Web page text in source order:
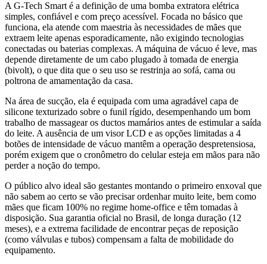
A G-Tech Smart é a definição de uma bomba extratora elétrica
simples, confiável e com preço acessível. Focada no básico que
funciona, ela atende com maestria às necessidades de mães que
extraem leite apenas esporadicamente, não exigindo tecnologias
conectadas ou baterias complexas. A máquina de vácuo é leve, mas
depende diretamente de um cabo plugado à tomada de energia
(bivolt), o que dita que o seu uso se restrinja ao sofá, cama ou
poltrona de amamentação da casa.
Na área de sucção, ela é equipada com uma agradável capa de
silicone texturizado sobre o funil rígido, desempenhando um bom
trabalho de massagear os ductos mamários antes de estimular a saída
do leite. A ausência de um visor LCD e as opções limitadas a 4
botões de intensidade de vácuo mantêm a operação despretensiosa,
porém exigem que o cronômetro do celular esteja em mãos para não
perder a noção do tempo.
O público alvo ideal são gestantes montando o primeiro enxoval que
não sabem ao certo se vão precisar ordenhar muito leite, bem como
mães que ficam 100% no regime home-office e têm tomadas à
disposição. Sua garantia oficial no Brasil, de longa duração (12
meses), e a extrema facilidade de encontrar peças de reposição
(como válvulas e tubos) compensam a falta de mobilidade do
equipamento.